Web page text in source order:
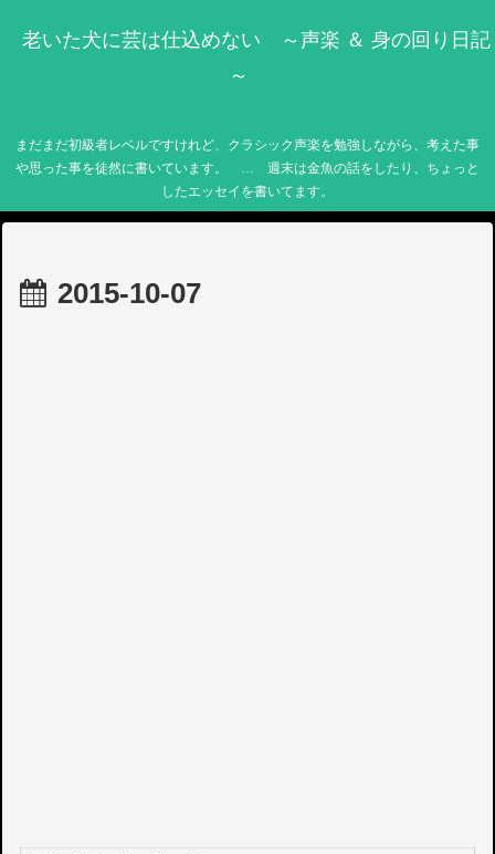
老いた犬に芸は仕込めない ～声楽 ＆ 身の回り日記
～
まだまだ初級者レベルですけれど、クラシック声楽を勉強しながら、考えた事
や思った事を徒然に書いています。 … 週末は金魚の話をしたり、ちょっと
したエッセイを書いてます。
2015-10-07